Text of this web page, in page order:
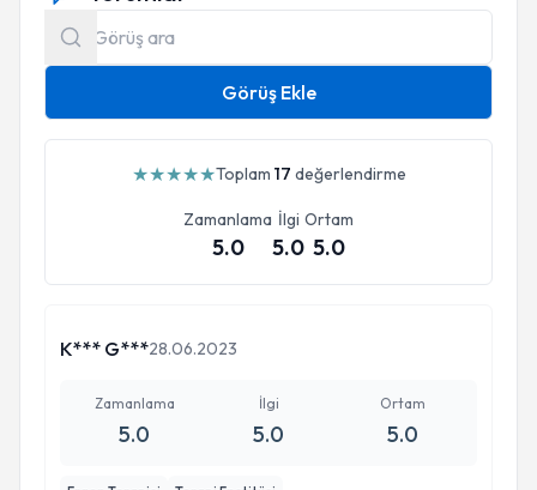
Aldığı Sertifikalar
Görüş Ekle
★★★★★Toplam 17 değerlendirme
Zamanlama
5.0
İlgi
5.0
Ortam
5.0
K*** G***28.06.2023
Zamanlama
5.0
İlgi
5.0
Ortam
5.0